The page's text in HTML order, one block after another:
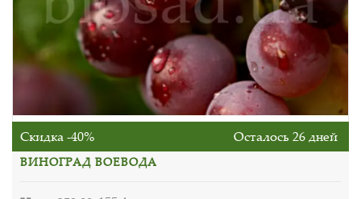
Скидка -40% Осталось 26 дней
ВИНОГРАД ВОЕВОДА